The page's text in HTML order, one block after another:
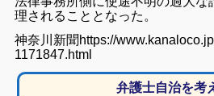
理されることとなった。
神奈川新聞https://
1171847.html
弁護士自治を考